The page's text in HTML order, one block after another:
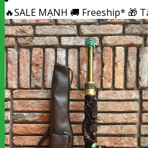
🔥SALE MẠNH 🚚 Freeship* 🎁